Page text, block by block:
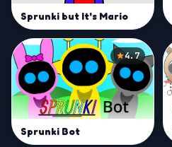
Sprunki but It's Mario
4.7
Sprunki Bot